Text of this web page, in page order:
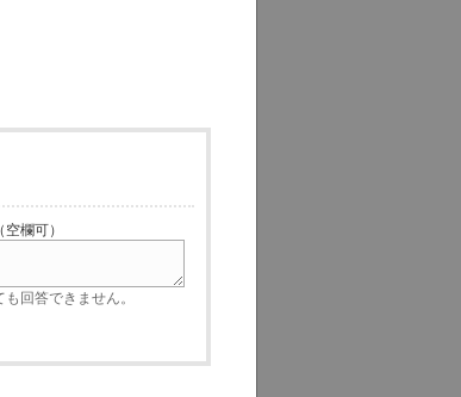
欄可）
回答できません。